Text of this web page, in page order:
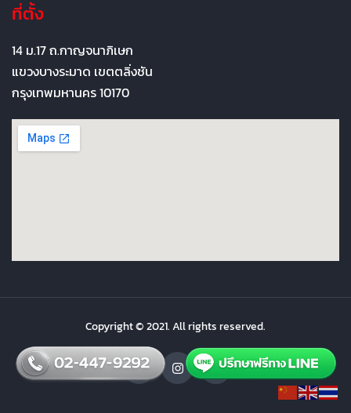
ที่ตั้ง
14 ม.17 ถ.กาญจนาภิเษก
แขวงบางระมาด เขตตลิ่งชัน
กรุงเทพมหานคร 10170
Copyright © 2021. All rights reserved.